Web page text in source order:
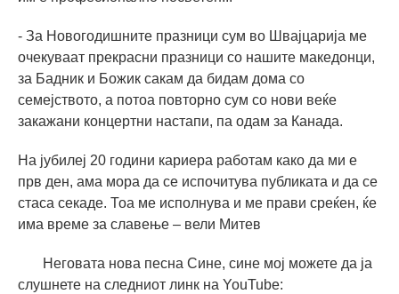
- За Новогодишните празници сум во Швајцарија ме
очекуваат прекрасни празници со нашите македонци,
за Бадник и Божик сакам да бидам дома со
семејството, а потоа повторно сум со нови веќе
закажани концертни настапи, па одам за Канада.
На јубилеј 20 години кариера работам како да ми е
прв ден, ама мора да се испочитува публиката и да се
стаса секаде. Тоа ме исполнува и ме прави среќен, ќе
има време за славење – вели Митев
Неговата нова песна Сине, сине мој можете да ја
слушнете на следниот линк на YouTube: